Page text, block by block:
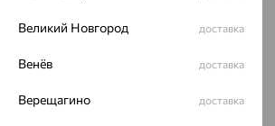
64% 64%
Великий Новгород доставка
Венёв доставка
Верещагино доставка